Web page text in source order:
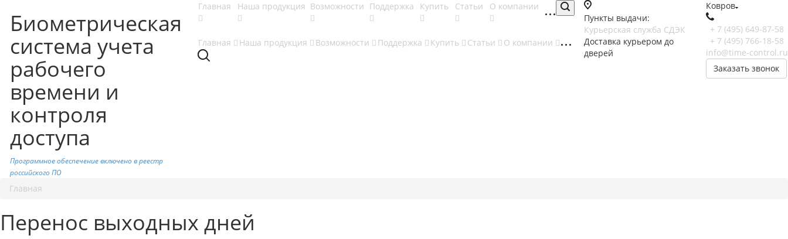
Биометрическая
система учета
рабочего
времени и
контроля
доступа
Программное обеспечение включено в реестр
российского ПО
Ковров
+ 7 (495) 649-87-58
+ 7 (495) 766-18-58
info@time-control.ru
Заказать звонок
Пункты выдачи:
Курьерская служба СДЭК
Доставка курьером до
дверей
Главная Наша продукция Возможности Поддержка Купить Статьи О компании
Главная Наша продукция Возможности Поддержка Купить Статьи О компании
Главная
Перенос выходных дней